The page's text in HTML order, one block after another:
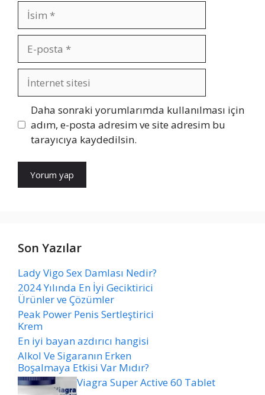
İsim
posta
İnternet
sitesi
Daha sonraki yorumlarımda kullanılması için
adım, e-posta adresim ve site adresim bu
tarayıcıya kaydedilsin.
Son Yazılar
Lady Vigo Sex Damlası Nedir?
2024 Yılında En İyi Geciktirici
Ürünler ve Çözümler
Peak Power Penis Sertleştirici
Krem
En iyi bayan azdırıcı hangisi
Alkol Ve Sigaranın Erken
Boşalmaya Etkisi Var Mıdır?
Viagra Super Active 60 Tablet